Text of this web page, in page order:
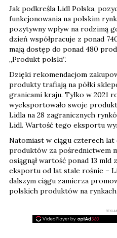
Jak podkreśla Lidl Polska,
funkcjonowania na polskim
pozytywny wpływ na rodzimą
dzień współpracuje z ponad
mają dostęp do ponad 480
„Produkt polski”.
Dzięki rekomendacjom
produkty trafiają na półki
granicami kraju. Tylko w 2021
wyeksportowało swoje
Lidla na 28 zagranicznych
Lidl. Wartość tego eksportu
Natomiast w ciągu czterech
produktów za pośrednictwem
osiągnął wartość ponad 13 mld
eksportu od lat stale rośnie –
dalszym ciągu zamierza
polskich produktów na